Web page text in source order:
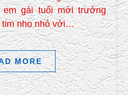
gái tuổi mới trưởng
tim nho nhỏ với…
MORE